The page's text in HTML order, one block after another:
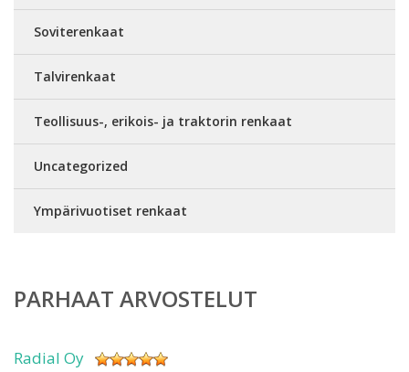
Soviterenkaat
Talvirenkaat
Teollisuus-, erikois- ja traktorin renkaat
Uncategorized
Ympärivuotiset renkaat
PARHAAT ARVOSTELUT
Radial Oy